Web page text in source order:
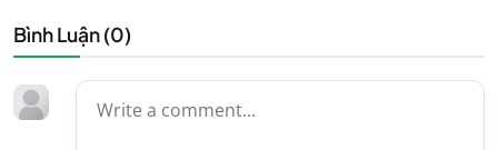
Bình Luận (0)